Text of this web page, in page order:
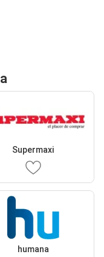
Supermaxi
humana